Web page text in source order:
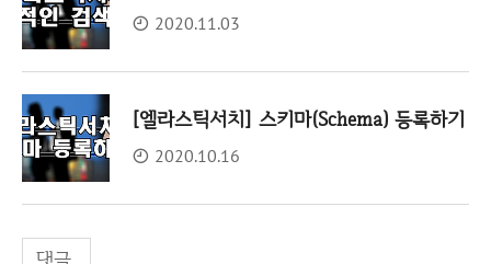
2020.11.03
[엘라스틱서치] 스키마(Schema) 등록하기
2020.10.16